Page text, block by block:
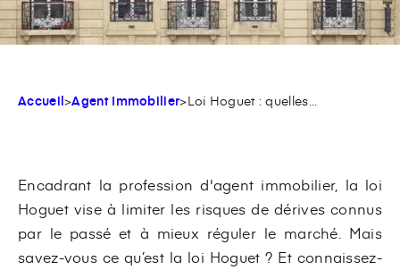
Accueil>Agent Immobilier>Loi Hoguet : quelles...
Encadrant la profession d'agent immobilier, la loi
Hoguet vise à limiter les risques de dérives connus
par le passé et à mieux réguler le marché. Mais
savez-vous ce qu’est la loi Hoguet ? Et connaissez-